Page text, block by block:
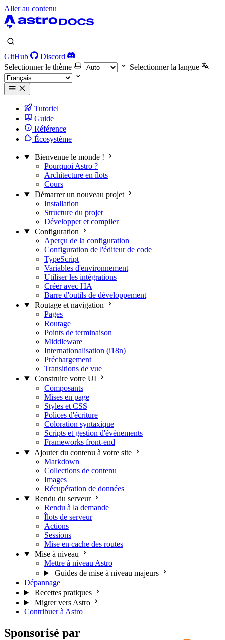
Aller au contenu
GitHub
Discord
Selectionner le thème
Selectionner la langue
Tutoriel
Guide
Référence
Écosystème
Bienvenue le monde !
Pourquoi Astro ?
Architecture en îlots
Cours
Démarrer un nouveau projet
Installation
Structure du projet
Développer et compiler
Configuration
Aperçu de la configuration
Configuration de l'éditeur de code
TypeScript
Variables d'environnement
Utiliser les intégrations
Créer avec l'IA
Barre d'outils de développement
Routage et navigation
Pages
Routage
Points de terminaison
Middleware
Internationalisation (i18n)
Préchargement
Transitions de vue
Construire votre UI
Composants
Mises en page
Styles et CSS
Polices d'écriture
Coloration syntaxique
Scripts et gestion d'évènements
Frameworks front-end
Ajouter du contenu à votre site
Markdown
Collections de contenu
Images
Récupération de données
Rendu du serveur
Rendu à la demande
Îlots de serveur
Actions
Sessions
Mise en cache des routes
Mise à niveau
Mettre à niveau Astro
Guides de mise à niveau majeurs
Dépannage
Recettes pratiques
Migrer vers Astro
Contribuer à Astro
Sponsorisé par